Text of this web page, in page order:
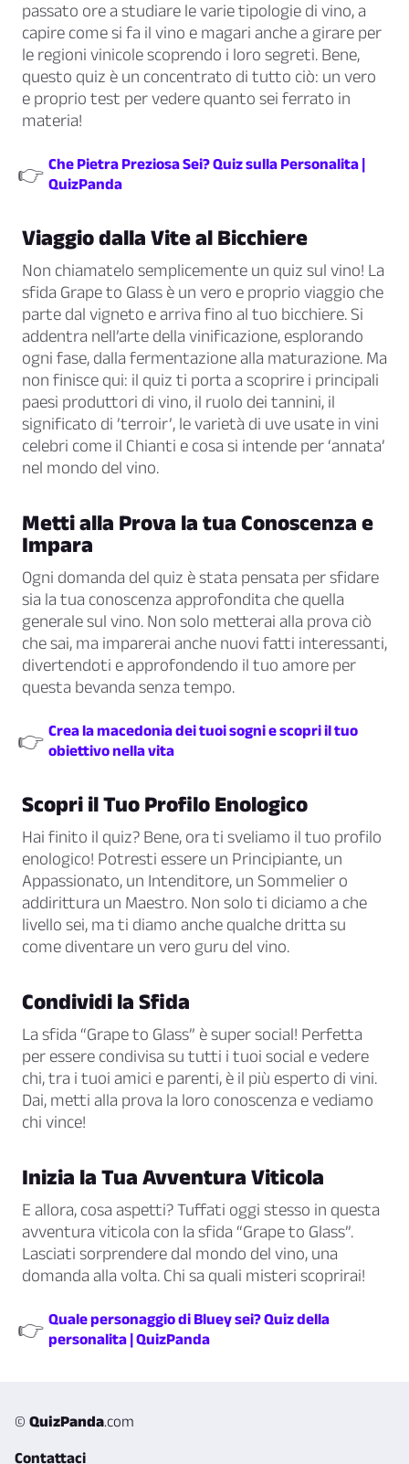
passato ore a studiare le varie tipologie di vino, a
capire come si fa il vino e magari anche a girare per
le regioni vinicole scoprendo i loro segreti. Bene,
questo quiz è un concentrato di tutto ciò: un vero
e proprio test per vedere quanto sei ferrato in
materia!
👉 Che Pietra Preziosa Sei? Quiz sulla Personalita |
QuizPanda
Viaggio dalla Vite al Bicchiere
Non chiamatelo semplicemente un quiz sul vino! La
sfida Grape to Glass è un vero e proprio viaggio che
parte dal vigneto e arriva fino al tuo bicchiere. Si
addentra nell’arte della vinificazione, esplorando
ogni fase, dalla fermentazione alla maturazione. Ma
non finisce qui: il quiz ti porta a scoprire i principali
paesi produttori di vino, il ruolo dei tannini, il
significato di ’terroir’, le varietà di uve usate in vini
celebri come il Chianti e cosa si intende per ‘annata’
nel mondo del vino.
Metti alla Prova la tua Conoscenza e
Impara
Ogni domanda del quiz è stata pensata per sfidare
sia la tua conoscenza approfondita che quella
generale sul vino. Non solo metterai alla prova ciò
che sai, ma imparerai anche nuovi fatti interessanti,
divertendoti e approfondendo il tuo amore per
questa bevanda senza tempo.
👉 Crea la macedonia dei tuoi sogni e scopri il tuo
obiettivo nella vita
Scopri il Tuo Profilo Enologico
Hai finito il quiz? Bene, ora ti sveliamo il tuo profilo
enologico! Potresti essere un Principiante, un
Appassionato, un Intenditore, un Sommelier o
addirittura un Maestro. Non solo ti diciamo a che
livello sei, ma ti diamo anche qualche dritta su
come diventare un vero guru del vino.
Condividi la Sfida
La sfida “Grape to Glass” è super social! Perfetta
per essere condivisa su tutti i tuoi social e vedere
chi, tra i tuoi amici e parenti, è il più esperto di vini.
Dai, metti alla prova la loro conoscenza e vediamo
chi vince!
Inizia la Tua Avventura Viticola
E allora, cosa aspetti? Tuffati oggi stesso in questa
avventura viticola con la sfida “Grape to Glass”.
Lasciati sorprendere dal mondo del vino, una
domanda alla volta. Chi sa quali misteri scoprirai!
👉 Quale personaggio di Bluey sei? Quiz della
personalita | QuizPanda
© QuizPanda.com
Contattaci